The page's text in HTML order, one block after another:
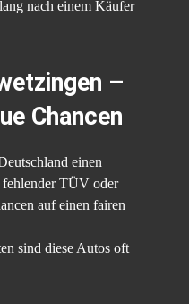
nach einem Käufer
–
Chancen
einen
TÜV oder
auf einen fairen
sind diese Autos oft